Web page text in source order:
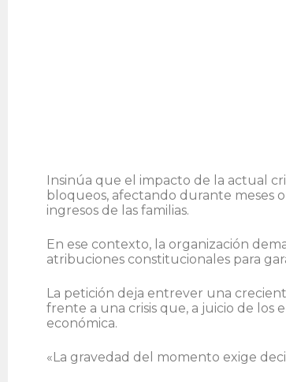
Insinúa que el impacto de la actual
bloqueos, afectando durante meses
ingresos de las familias.
En ese contexto, la organización
atribuciones constitucionales para
La petición deja entrever una
frente a una crisis que, a juicio de los
económica.
«La gravedad del momento exige